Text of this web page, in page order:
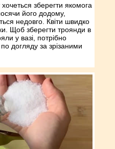
зберегти якомога
його додому,
недовго. Квіти швидко
Щоб зберегти троянди в
у вазі, потрібно
догляду за зрізаними